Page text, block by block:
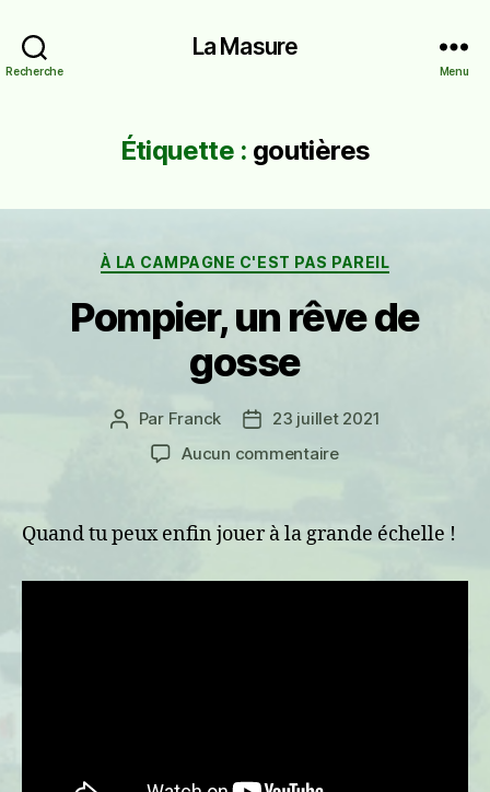
Recherche
La Masure
Menu
Étiquette : goutières
Catégories
À LA CAMPAGNE C'EST PAS PAREIL
Pompier, un rêve de
gosse
Auteur
l’article
Par Franck
Date23 juillet 2021
Aucun commentairesur
rêve
Quand tu peux enfin jouer à la grande échelle !